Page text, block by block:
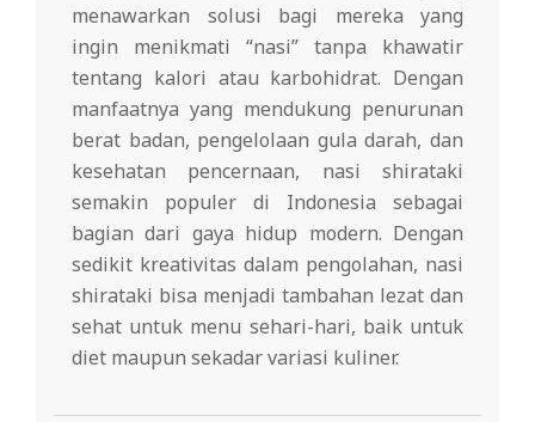
menawarkan solusi bagi mereka yang
ingin menikmati “nasi” tanpa khawatir
tentang kalori atau karbohidrat. Dengan
manfaatnya yang mendukung penurunan
berat badan, pengelolaan gula darah, dan
kesehatan pencernaan, nasi shirataki
semakin populer di Indonesia sebagai
bagian dari gaya hidup modern. Dengan
sedikit kreativitas dalam pengolahan, nasi
shirataki bisa menjadi tambahan lezat dan
sehat untuk menu sehari-hari, baik untuk
diet maupun sekadar variasi kuliner.